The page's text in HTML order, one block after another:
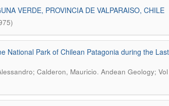
VERDE, PROVINCIA DE VALPARAISO, CHILE
National Park of Chilean Patagonia during the
Calderon, Mauricio. Andean Geology;